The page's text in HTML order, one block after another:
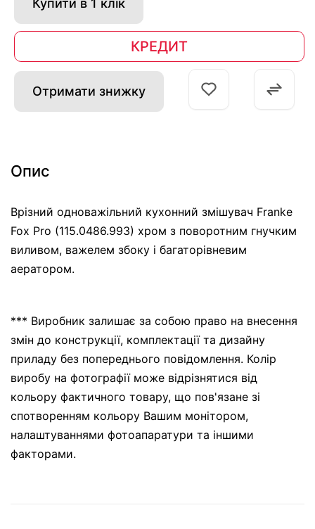
Купити в 1 клік
КРЕДИТ
Отримати знижку
Опис
Врізний одноважільний кухонний змішувач Franke
Fox Pro (115.0486.993) хром з поворотним гнучким
виливом, важелем збоку і багаторівневим
аератором.
*** Виробник залишає за собою право на внесення
змін до конструкції, комплектації та дизайну
приладу без попереднього повідомлення. Колір
виробу на фотографії може відрізнятися від
кольору фактичного товару, що пов'язане зі
спотворенням кольору Вашим монітором,
налаштуваннями фотоапаратури та іншими
факторами.